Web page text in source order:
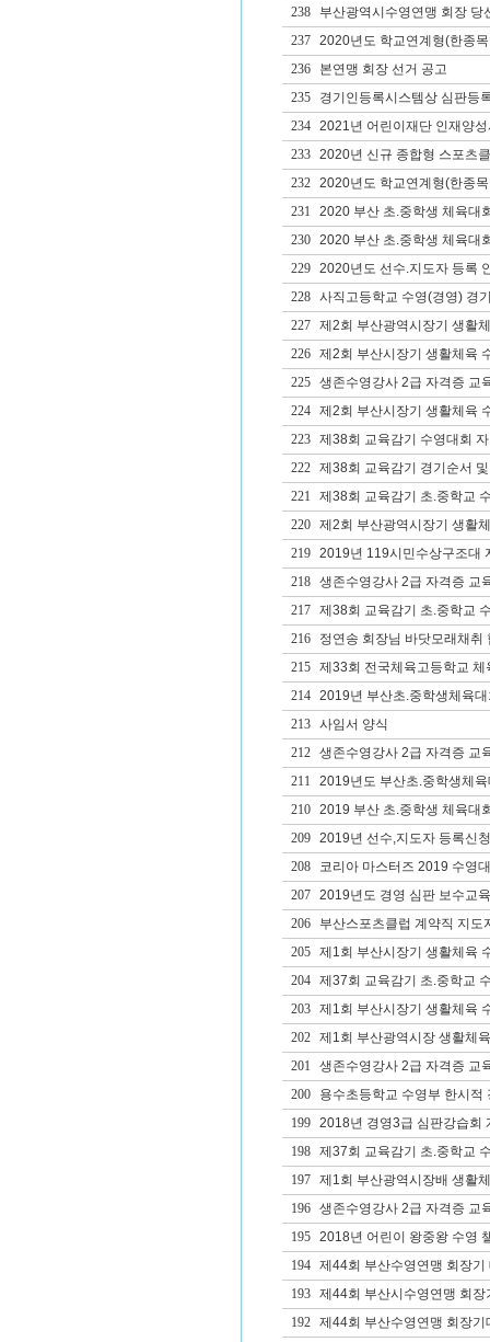
238
부산광역시수영연맹 회장 당
237
2020년도 학교연계형(한종
236
본연맹 회장 선거 공고
235
경기인등록시스템상 심판등
234
2021년 어린이재단 인재양
233
2020년 신규 종합형 스포츠
232
2020년도 학교연계형(한종
231
2020 부산 초.중학생 체육대
230
2020 부산 초.중학생 체육대
229
2020년도 선수.지도자 등록
228
사직고등학교 수영(경영) 경
227
제2회 부산광역시장기 생활
226
제2회 부산시장기 생활체육
225
생존수영강사 2급 자격증 교
224
제2회 부산시장기 생활체육
223
제38회 교육감기 수영대회
222
제38회 교육감기 경기순서
221
제38회 교육감기 초.중학교
220
제2회 부산광역시장기 생활
219
2019년 119시민수상구조대
218
생존수영강사 2급 자격증 교
217
제38회 교육감기 초.중학교
216
정연송 회장님 바닷모래채취
215
제33회 전국체육고등학교 체
214
2019년 부산초.중학생체육
213
사임서 양식
212
생존수영강사 2급 자격증 교
211
2019년도 부산초.중학생체
210
2019 부산 초.중학생 체육대
209
2019년 선수,지도자 등록신
208
코리아 마스터즈 2019 수영
207
2019년도 경영 심판 보수교
206
부산스포츠클럽 계약직 지도
205
제1회 부산시장기 생활체육
204
제37회 교육감기 초.중학교
203
제1회 부산시장기 생활체육
202
제1회 부산광역시장 생활체
201
생존수영강사 2급 자격증 교
200
용수초등학교 수영부 한시적
199
2018년 경영3급 심판강습회
198
제37회 교육감기 초.중학교
197
제1회 부산광역시장배 생활
196
생존수영강사 2급 자격증 교
195
2018년 어린이 왕중왕 수영
194
제44회 부산수영연맹 회장기
193
제44회 부산시수영연맹 회
192
제44회 부산수영연맹 회장기